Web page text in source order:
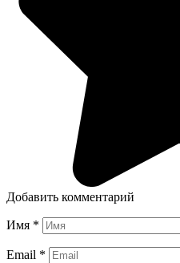
Добавить комментарий
Имя *
Email *